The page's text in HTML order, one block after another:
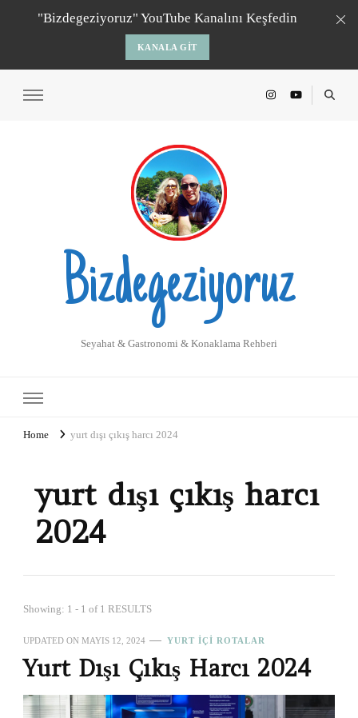
"Bizdegeziyoruz" YouTube Kanalını Keşfedin
KANALA GIT
Bizdegeziyoruz
Seyahat & Gastronomi & Konaklama Rehberi
Home yurt dışı çıkış harcı 2024
yurt dışı çıkış harcı
2024
Showing: 1 - 1 of 1 RESULTS
UPDATED ON MAYIS 12, 2024 YURT İÇI ROTALAR
Yurt Dışı Çıkış Harcı 2024